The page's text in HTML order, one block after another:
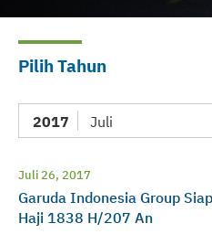
Pilih Tahun
2017 Juli
Juli 26, 2017
Garuda Indonesia Group
Haji 1838 H/207 An